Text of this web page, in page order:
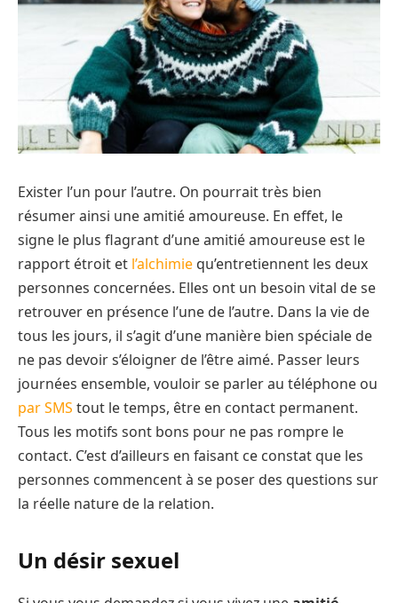
Exister l’un pour l’autre. On pourrait très bien
résumer ainsi une amitié amoureuse. En effet, le
signe le plus flagrant d’une amitié amoureuse est le
rapport étroit et l’alchimie qu’entretiennent les deux
personnes concernées. Elles ont un besoin vital de se
retrouver en présence l’une de l’autre. Dans la vie de
tous les jours, il s’agit d’une manière bien spéciale de
ne pas devoir s’éloigner de l’être aimé. Passer leurs
journées ensemble, vouloir se parler au téléphone ou
par SMS tout le temps, être en contact permanent.
Tous les motifs sont bons pour ne pas rompre le
contact. C’est d’ailleurs en faisant ce constat que les
personnes commencent à se poser des questions sur
la réelle nature de la relation.
Un désir sexuel